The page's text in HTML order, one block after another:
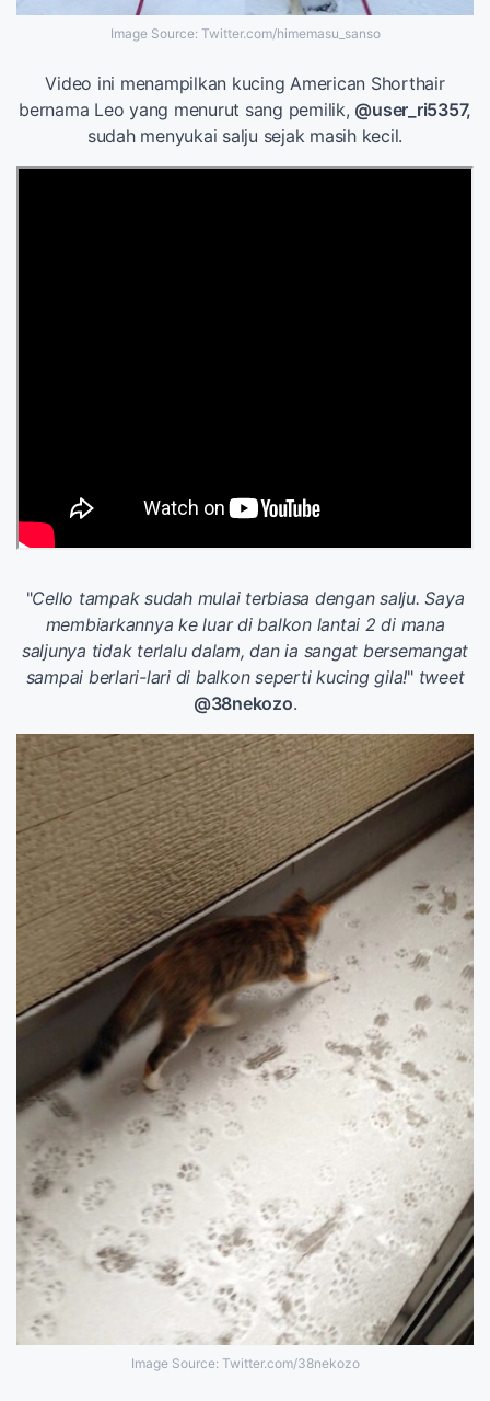
Image Source: Twitter.com/himemasu_sanso
Video ini menampilkan kucing American Shorthair
bernama Leo yang menurut sang pemilik, @user_ri5357,
sudah menyukai salju sejak masih kecil.
"Cello tampak sudah mulai terbiasa dengan salju. Saya
membiarkannya ke luar di balkon lantai 2 di mana
saljunya tidak terlalu dalam, dan ia sangat bersemangat
sampai berlari-lari di balkon seperti kucing gila!" tweet
@38nekozo.
Image Source: Twitter.com/38nekozo